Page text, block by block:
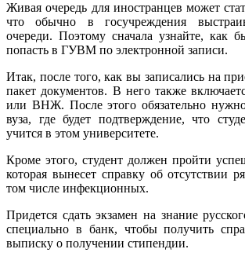
Живая очередь для иностранцев может
что обычно в госучреждения
очереди. Поэтому сначала узнайте, как
попасть в ГУВМ по электронной записи.
Итак, после того, как вы записались на
пакет документов. В него также
или ВНЖ. После этого обязательно
вуза, где будет подтверждение, что
учится в этом университете.
Кроме этого, студент должен пройти
которая вынесет справку об отсутствии
том числе инфекционных.
Придется сдать экзамен на знание
специально в банк, чтобы получить
выписку о получении стипендии.